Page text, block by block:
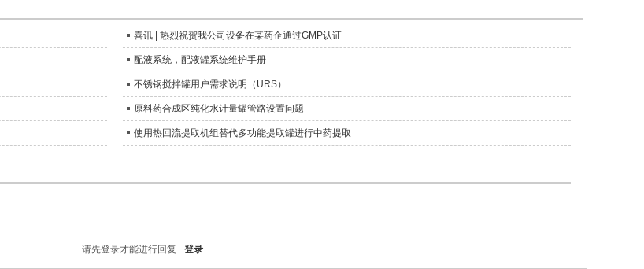
喜讯 | 热烈祝贺我公司设备在某药企通过GMP认证
配液系统，配液罐系统维护手册
不锈钢搅拌罐用户需求说明（URS）
原料药合成区纯化水计量罐管路设置问题
使用热回流提取机组替代多功能提取罐进行中药提取
请先登录才能进行回复 登录